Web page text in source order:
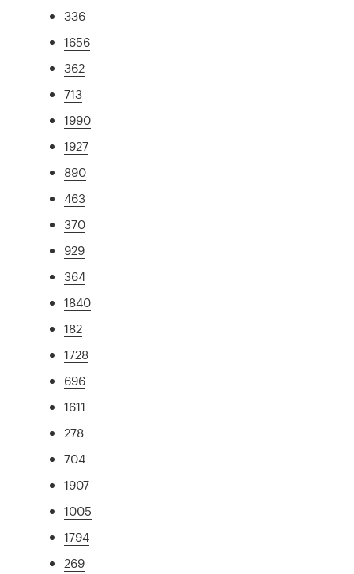
336
1656
362
713
1990
1927
890
463
370
929
364
1840
182
1728
696
1611
278
704
1907
1005
1794
269